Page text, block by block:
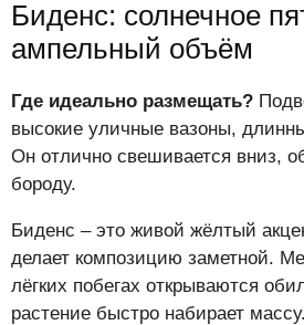
Биденс: солнечное
ампельный объём
Где идеально размещать?
высокие уличные вазоны,
Он отлично свешивается вниз,
бороду.
Биденс – это живой жёлтый
делает композицию заметной.
лёгких побегах открываются
растение быстро набирает